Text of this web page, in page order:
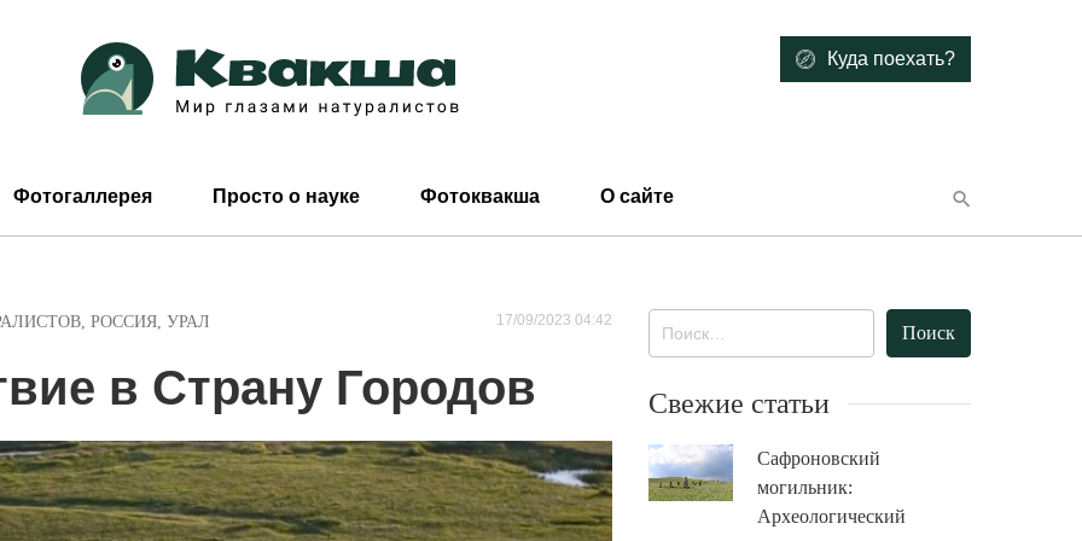
Куда поехать?
Фотогаллерея Просто о науке Фотоквакша О сайте
, РОССИЯ, УРАЛ 17/09/2023 04:42
в Страну Городов Свежие статьи
Сафроновский
могильник:
Археологический